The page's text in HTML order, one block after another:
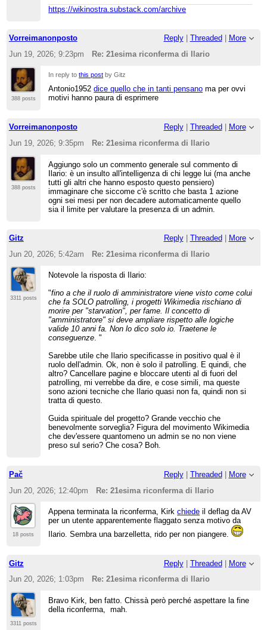
https://wikinostra.substack.com/archive
Vorreimanonposto Reply| Threaded
More
Jun 19, 2026; 9:23pm
Re: 21esima riconferma di Ilario
388 posts
In reply tothis post by Gitz
Antonio1952dice quello che in tanti pensano ma per ovvi
motivi hanno paura di esprimere
Vorreimanonposto Reply| Threaded
More
Jun 19, 2026; 9:35pm
Re: 21esima riconferma di Ilario
388 posts
Aggiungo solo un commento generale sul commento di
Ilario: è un insulto all'intelligenza di chi legge lui (ma anche
tutti gli altri che hanno esposto questo pensiero)
immaginare che siccome c'è scritto che basta 1 azione
ogni sei mesi per non decadere automaticamente quello
sia il limite per valutare la presenza di un admin.
Gitz Reply| Threaded
More
Jun 20, 2026; 5:42am
Re: 21esima riconferma di Ilario
3311 posts
Notevole la risposta di Ilario:
"fino a che il ruolo di amministratore viene visto come colui
che fa SOLO patrolling, i progetti Wikimedia rischiano di
morire per "starvation", per fame. Il concetto di
"amministratore" si deve ampliare rispetto alle logiche
valide 10 anni fa. Non lo dico solo io. Traetene le
conseguenze. "
Sarebbe utile che Ilario specificasse in positivo qual è il
ruolo dell'admin. Ok, non è solo il patrolling. E quindi, che
altro? Cancellare pagine e bloccare utenti al di fuori del
patrolling, mi verrebbe da dire, e cose simili, ma queste
sono azioni tecniche che Ilario quasi non fa, quindi non si
tratta di questo.
Guida spirituale del progetto? Grande vecchio che
benevolmente sorveglia? Figura del movimento Wikimedia
che dev'essere quantomeno un admin se no non viene
preso sul serio? Che cosa? Boh.
Pač Reply| Threaded | More
Jun 20, 2026; 12:40pm
Re: 21esima riconferma di Ilario
18 posts
Appena terminata la riconferma, Kirkchiede il deflag da AV
per un utente apparentemente flaggato senza motivo da
Ilario. Sembra una barzelletta, rido per non piangere.
Gitz Reply| Threaded | More
Jun 20, 2026; 1:03pm
Re: 21esima riconferma di Ilario
3311 posts
Bravo Kirk, ben fatto. Chissà però perché aspettare la fine
della riconferma, mah.